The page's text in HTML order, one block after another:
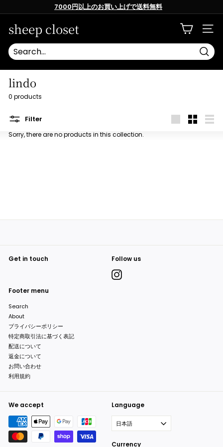
content
7000円以上のお買い上げで送料無料
sheep closet SITE
lindo
0 products
Filter
Sorry, there are no products in this collection.
Get in touch Follow us
Footer menu
Search
About
プライバシーポリシー
特定商取引法に基づく表記
配送について
返金について
お問い合わせ
利用規約
We accept Language
日本語
Currency